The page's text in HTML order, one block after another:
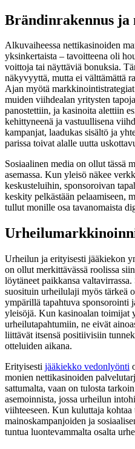
Brändinrakennus ja
Alkuvaiheessa nettikasinoiden
yksinkertaista – tavoitteena oli
voittoja tai näyttäviä bonuksia.
näkyvyyttä, mutta ei välttämättä
Ajan myötä
muiden viihdealan yritysten
panostettiin, ja kasinoita alettiin
kehittyneenä ja vastuullisena
kampanjat, laadukas sisältö ja
parissa toivat alalle uutta
Sosiaalinen media on ollut tässä
asemassa. Kun yleisö näkee
keskusteluihin, sponsoroivan
keskity pelkästään pelaamiseen,
tullut monille osa tavanomaista
Urheilun ja erityisesti jääkiekon
on ollut merkittävässä roolissa
löytäneet paikkansa
suosituin urheilulaji myös tärkeä
ympärillä tapahtuva sponsorointi
yleisöjä. Kun kasinoalan toimijat
urheilutapahtumiin, ne eivät
liittävät itsensä positiivisiin
otteluiden aikana.
Erityisesti jääkiekko vedonlyönti
monien nettikasinoiden
sattumalta, vaan on tulosta
asemoinnista, jossa urheilun
viihteeseen. Kun kuluttaja
mainoskampanjoiden ja
tuntua luontevammalta osalta